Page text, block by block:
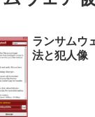
ランサムウ
法と犯人像